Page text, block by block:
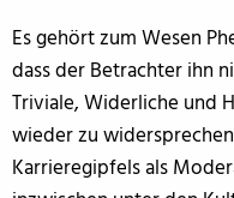
Es gehört zum Wesen
dass der Betrachter ihn
Triviale, Widerliche und
wieder zu
Karrieregipfels als